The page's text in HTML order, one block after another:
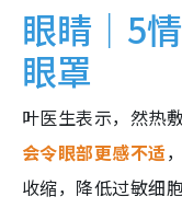
眼睛｜5
眼罩
叶医生表示，然热
会令眼部更感不适
收缩，降低过敏细